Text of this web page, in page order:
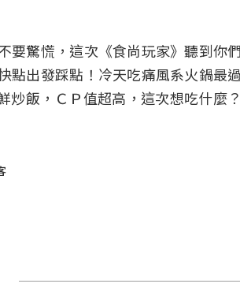
要驚慌，這次《食尚玩家》聽到你
出發踩點！冷天吃痛風系火鍋最
炒飯 ，ＣＰ值超高，這次想吃什麼